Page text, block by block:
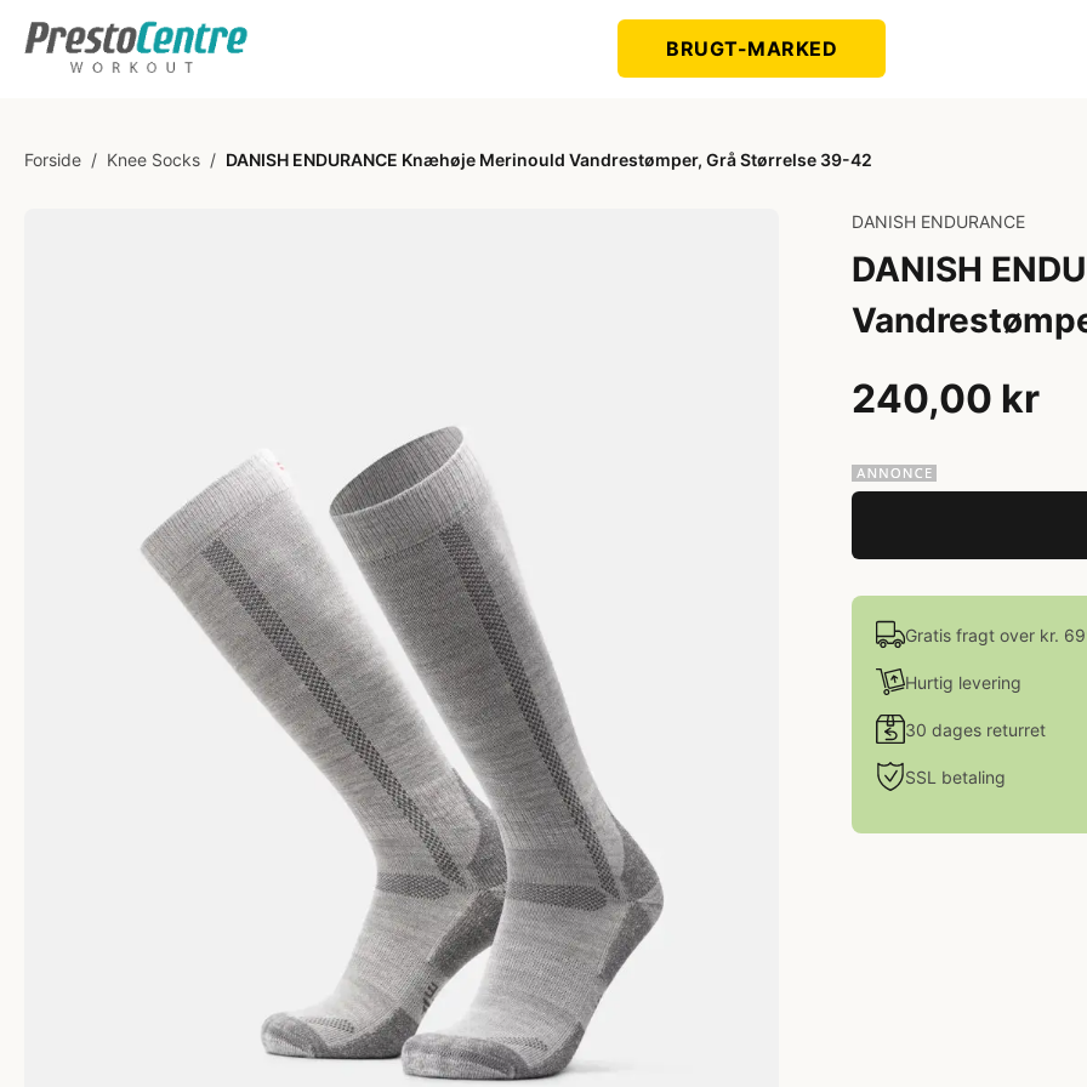
BRUGT-MARKED
Forside / Knee Socks / DANISH ENDURANCE Knæhøje Merinould Vandrestømper, Grå Størrelse 39-42
DANISH ENDURANCE
DANISH
240,00 kr
Gratis fragt over kr.
Hurtig levering
30 dages returret
SSL betaling